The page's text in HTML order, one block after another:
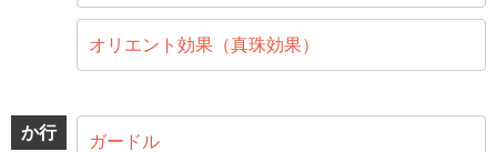
オリエント効果（真珠効果）
か行 ガードル